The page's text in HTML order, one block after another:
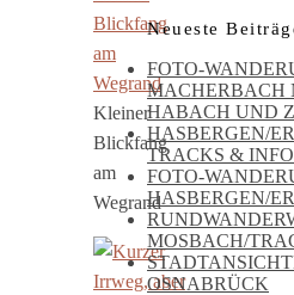
Kleiner
Blickfang
am
Wegrand
Neueste
FOTO-
MACHERBACH
HABACH UND
HASBERGEN/
TRACKS &
FOTO-
HASBERGEN/
MOSBACH/
OSNABRÜCK